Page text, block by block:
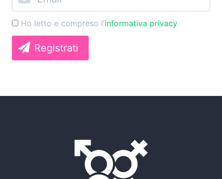
Ho letto e compreso l’informativa privacy
Registrati